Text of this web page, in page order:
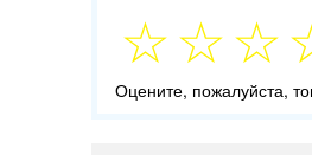
Оцените, пожалуйста,